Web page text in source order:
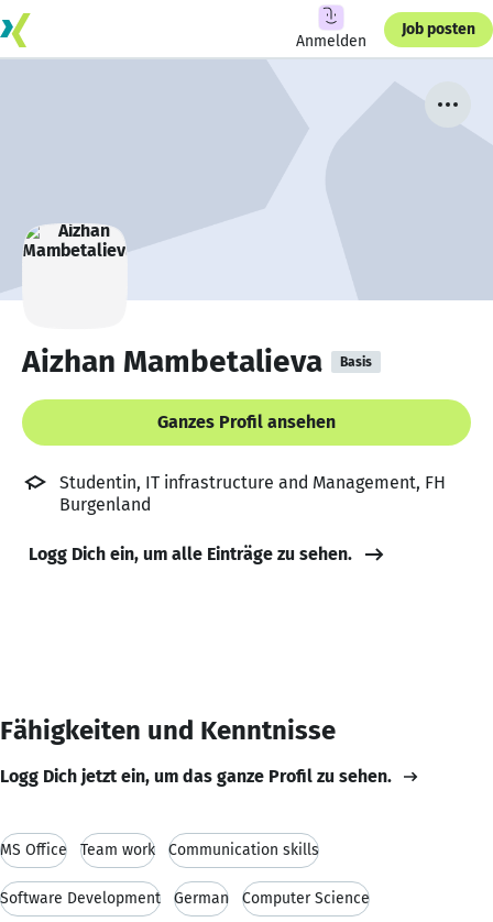
Anmelden
Job posten
Aizhan Mambetalieva Basis
Ganzes Profil ansehen
Studentin, IT infrastructure and Management, FH
Burgenland
Logg Dich ein, um alle Einträge zu sehen.
Fähigkeiten und Kenntnisse
Logg Dich jetzt ein, um das ganze Profil zu sehen.
MS Office Team work Communication skills
Software Development German Computer Science